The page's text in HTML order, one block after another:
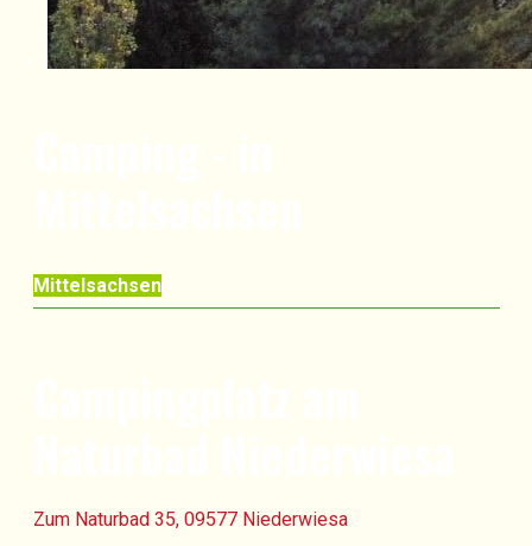
Mittelsachsen
Zum Naturbad 35, 09577 Niederwiesa